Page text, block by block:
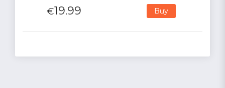
€19.99 Buy